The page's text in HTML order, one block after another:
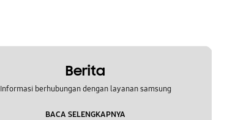
Berita
Informasi berhubungan dengan layanan samsung
BACA SELENGKAPNYA